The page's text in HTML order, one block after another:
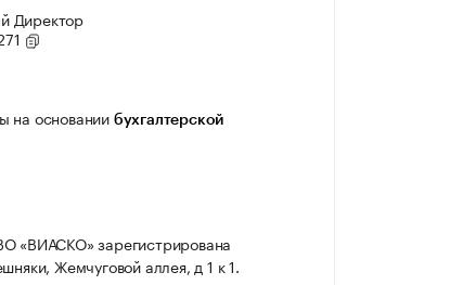
Директор
на основании бухгалтерской
зарегистрирована
Жемчуговой аллея, д 1 к 1.